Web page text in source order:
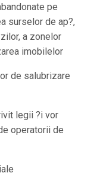
pe
surselor de ap?,
a zonelor
imobilelor
de salubrizare
legii ?i vor
operatorii de